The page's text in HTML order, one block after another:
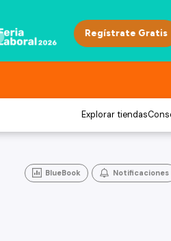
Explorar tiendas
BlueBook Notificaciones